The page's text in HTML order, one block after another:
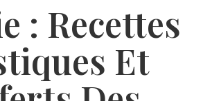
: Recettes
Et